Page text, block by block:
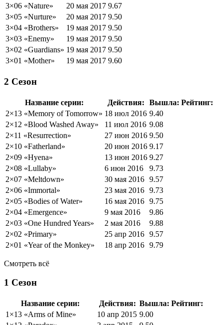
3×06 «Nature» 20 мая 2017 9.67
3×05 «Nurture» 20 мая 2017 9.50
3×04 «Brothers» 19 мая 2017 9.50
3×03 «Enemy» 19 мая 2017 9.50
3×02 «Guardians» 19 мая 2017 9.50
3×01 «Mother» 19 мая 2017 9.60
2 Сезон
Название серии: Действия: Вышла: Рейтинг:
2×13 «Memory of Tomorrow» 18 июл 2016 9.40
2×12 «Blood Washed Away» 11 июл 2016 9.08
2×11 «Resurrection» 27 июн 2016 9.50
2×10 «Fatherland» 20 июн 2016 9.17
2×09 «Hyena» 13 июн 2016 9.27
2×08 «Lullaby» 6 июн 2016
9.73
2×07 «Meltdown» 30 мая 2016 9.57
2×06 «Immortal» 23 мая 2016 9.73
2×05 «Bodies of Water» 16 мая 2016 9.75
2×04 «Emergence» 9 мая 2016
9.86
2×03 «One Hundred Years» 2 мая 2016
9.88
2×02 «Primary» 25 апр 2016 9.57
2×01 «Year of the Monkey» 18 апр 2016 9.79
Смотреть всё
1 Сезон
Название серии: Действия: Вышла: Рейтинг:
1×13 «Arms of Mine» 10 апр 2015 9.00